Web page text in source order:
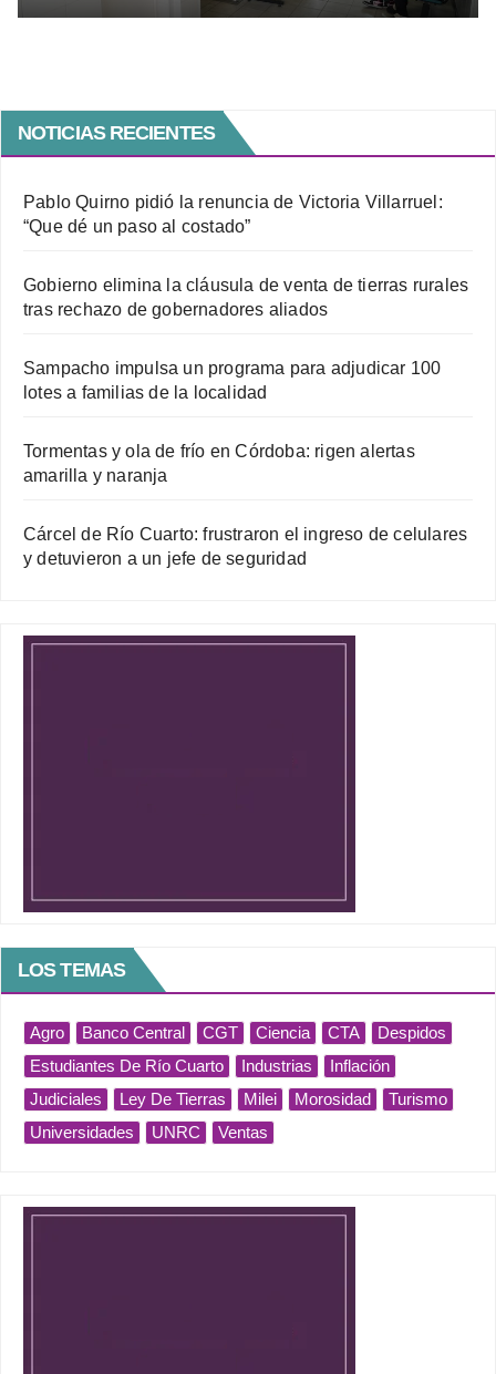
NOTICIAS RECIENTES
Pablo Quirno pidió la renuncia de Victoria Villarruel:
“Que dé un paso al costado”
Gobierno elimina la cláusula de venta de tierras rurales
tras rechazo de gobernadores aliados
Sampacho impulsa un programa para adjudicar 100
lotes a familias de la localidad
Tormentas y ola de frío en Córdoba: rigen alertas
amarilla y naranja
Cárcel de Río Cuarto: frustraron el ingreso de celulares
y detuvieron a un jefe de seguridad
LOS TEMAS
Agro Banco Central CGT Ciencia CTA
Despidos
Estudiantes De Río Cuarto
Industrias
Inflación
Judiciales
Ley De Tierras Milei Morosidad
Turismo
Universidades
UNRC Ventas